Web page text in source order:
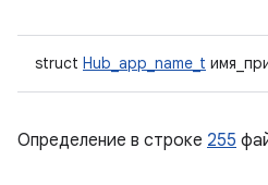
struct Hub_app_name_t
Определение в строке 255